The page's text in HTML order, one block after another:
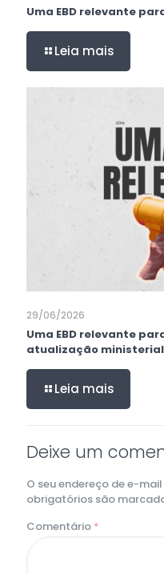
Uma EBD relevante
Leia mais
29/06/2026
Uma EBD relevante
atualização
Leia mais
Deixe um
O seu endereço de e-
obrigatórios são
Comentário *